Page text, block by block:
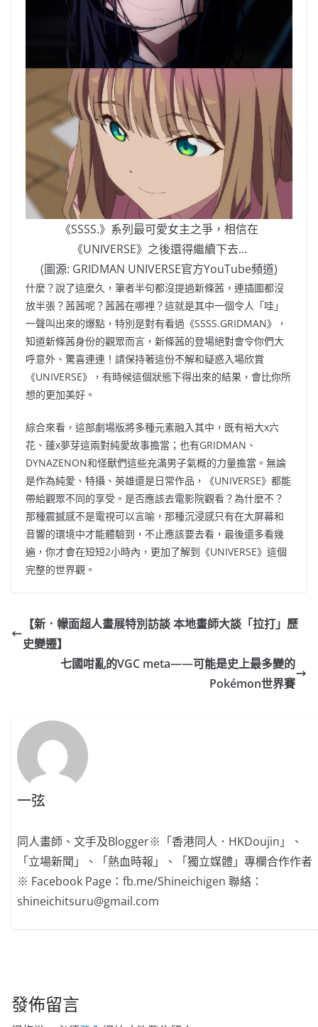
《SSSS.》系列最可愛女主之爭，相信在
《UNIVERSE》之後還得繼續下去…
(圖源: GRIDMAN UNIVERSE官方YouTube頻道)
什麼？說了這麼久，筆者半句都沒提過新條茜，連插圖都沒
放半張？茜茜呢？茜茜在哪裡？這就是其中一個令人「哇」
一聲叫出來的爆點，特別是對有看過《SSSS.GRIDMAN》，
知道新條茜身份的觀眾而言，新條茜的登場絕對會令你們大
呼意外、驚喜連連！請保持著這份不解和疑惑入場欣賞
《UNIVERSE》，有時候這個狀態下得出來的結果，會比你所
想的更加美好。
綜合來看，這部劇場版將多種元素融入其中，既有裕大x六
花、蓬x夢芽這兩對純愛故事擔當；也有GRIDMAN、
DYNAZENON和怪獸們這些充滿男子氣概的力量擔當。無論
是作為純愛、特攝、英雄還是日常作品，《UNIVERSE》都能
帶給觀眾不同的享受。是否應該去電影院觀看？為什麼不？
那種震撼感不是電視可以言喻，那種沉浸感只有在大屏幕和
音響的環境中才能體驗到，不止應該要去看，最後還多看幾
遍，你才會在短短2小時內，更加了解到《UNIVERSE》這個
完整的世界觀。
【新．幪面超人畫展特別訪談 本地畫師大談「拉打」歷
史變遷】
七國咁亂的VGC meta——可能是史上最多變的
Pokémon世界賽
一弦
同人畫師、文手及Blogger※「香港同人．HKDoujin」、
「立場新聞」、「熱血時報」、「獨立媒體」專欄合作作者
※ Facebook Page：fb.me/Shineichigen 聯絡：
shineichitsuru@gmail.com
發佈留言